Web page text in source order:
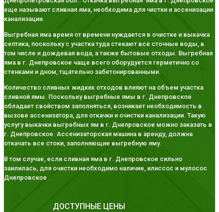
еще называют сливная яма, необходима для чистки и ассенизации
канализации.
Выгребная яма время от времени нуждается в очистке и выкачка
септика, поскольку с участка туда стекают все сточные воды, в
том числе и дождевая вода, а также бытовые отходы. Выгребная
яма в г. Днепровское чаще всего оборудуется герметично со
стенками и дном, тщательно забетонированными.
Количество сливных жидких отходов влияют на объем участка
сливной ямы. Поскольку выгребные ямы в г. Днепровское
обладает свойством заполняться, возникает необходимость в
вызове ассенизатора, для откачки и очистки канализации. Такую
услугу выкачки выгребных ям в г. Днепровское можно заказать в
г. Днепровское. Ассенизаторская машина в аренду, должна
откачать все стоки, заполняющие выгребную яму.
В том случае, если сливная яма в г. Днепровское сильно
заилилась, для очистки необходимо наличие, илиссос и мулосос
Днепровское .
ДОСТУПНЫЕ ЦЕНЫ